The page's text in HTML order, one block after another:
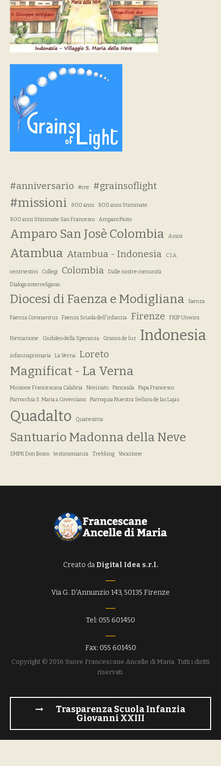
#anniversario #cre #grainsoflight
#missioni 800 anni 800 anni Stimmate
800 anni Stimmate San Francesco Amparo Pasto
Amparo San Josè Colombia Assisi
Atambua Atambua - Indonesia C.I.A.
centriestivi Collegi Colombia
Dalle nostre comunità
Dialogo interreligioso
Diocesi di Faenza e Modigliana faenza
Faenza Coronavirus Faenza Scuola dell'infanzia Firenze FKIP Unwira
Formazione Giubileo della Speranza Granos de luz Indonesia
infanziaprimaria La Verna Loreto
Magnificat - La Verna
Missione Francescana Calabria Noviziato Pancasila
Papa Francesco
Parrocchia S. Maria a Coverciano
Parroquia Nuestra Señora de las Lajas
Quadalto Quaresima
Santuario Madonna della Neve
SMPK Don Bosco testimonianza Trekking Vocazione
Creato da Digital Idea s.r.l.
Via G. D'Annunzio 143, 50135 Firenze
Tel: 055 601450
Fax: 055 601450
Copyright © 2016 Suore Francescane Ancelle di Maria. Tutti i diritti
riservati.
Trasparenza Scuola Infanzia
Giovanni XXIII